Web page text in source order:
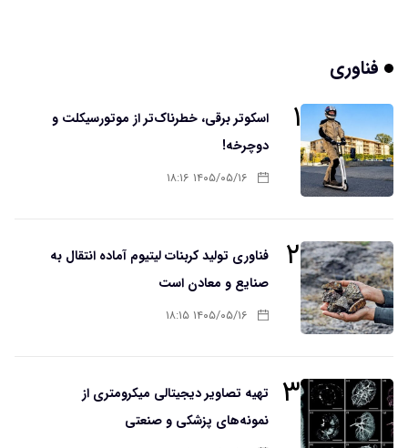
فناوری
۱
اسکوتر برقی، خطرناک‌تر از موتورسیکلت و
دوچرخه!
۱۴۰۵/۰۵/۱۶ ۱۸:۱۶
۲
فناوری تولید کربنات لیتیوم آماده انتقال به
صنایع و معادن است
۱۴۰۵/۰۵/۱۶ ۱۸:۱۵
۳
تهیه تصاویر دیجیتالی میکرومتری از
نمونه‌های پزشکی و صنعتی